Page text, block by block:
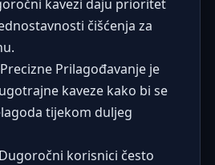
kavezi daju prioritet
čišćenja za
Precizne Prilagođavanje je
kaveze kako bi se
tijekom duljeg
Dugoročni korisnici često